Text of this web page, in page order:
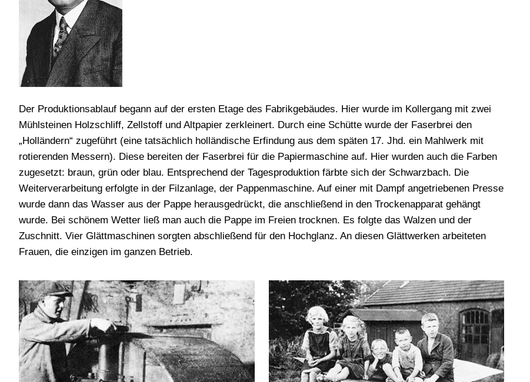
Der Produktionsablauf begann auf der ersten Etage des Fabrikgebäudes. Hier wurde im Kollergang mit zwei
Mühlsteinen Holzschliff, Zellstoff und Altpapier zerkleinert. Durch eine Schütte wurde der Faserbrei den
„Holländern“ zugeführt (eine tatsächlich holländische Erfindung aus dem späten 17. Jhd. ein Mahlwerk mit
rotierenden Messern). Diese bereiten der Faserbrei für die Papiermaschine auf. Hier wurden auch die Farben
zugesetzt: braun, grün oder blau. Entsprechend der Tagesproduktion färbte sich der Schwarzbach. Die
Weiterverarbeitung erfolgte in der Filzanlage, der Pappenmaschine. Auf einer mit Dampf angetriebenen Presse
wurde dann das Wasser aus der Pappe herausgedrückt, die anschließend in den Trockenapparat gehängt
wurde. Bei schönem Wetter ließ man auch die Pappe im Freien trocknen. Es folgte das Walzen und der
Zuschnitt. Vier Glättmaschinen sorgten abschließend für den Hochglanz. An diesen Glättwerken arbeiteten
Frauen, die einzigen im ganzen Betrieb.